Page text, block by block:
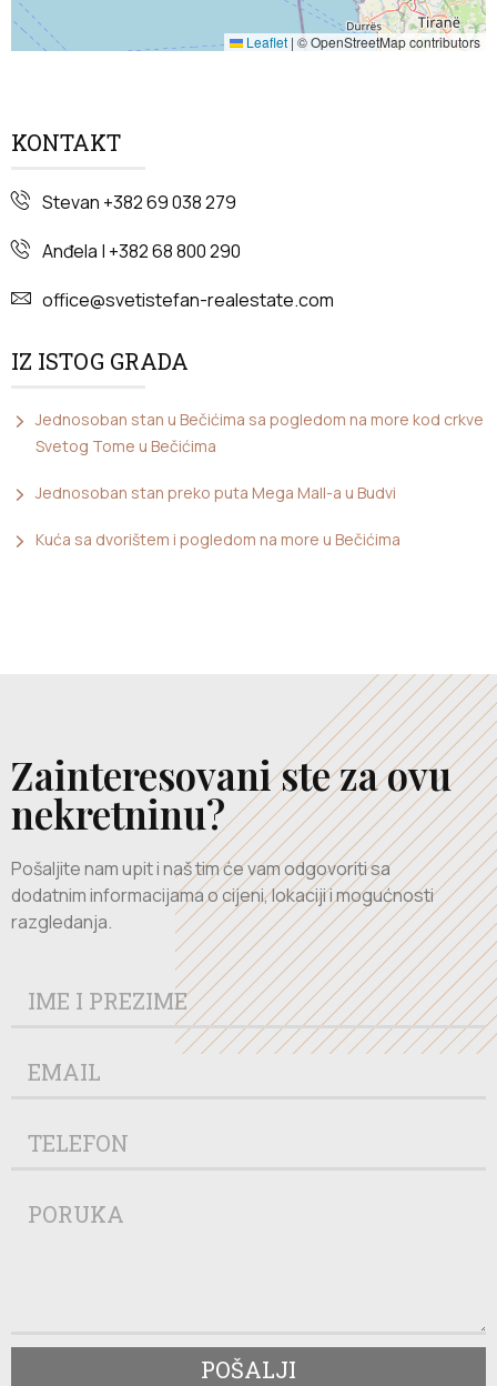
Leaflet | © OpenStreetMap contributors
KONTAKT
Stevan +382 69 038 279
Anđela | +382 68 800 290
office@svetistefan-realestate.com
IZ ISTOG GRADA
Jednosoban stan u Bečićima sa pogledom na more kod crkve
Svetog Tome u Bečićima
Jednosoban stan preko puta Mega Mall-a u Budvi
Kuća sa dvorištem i pogledom na more u Bečićima
Zainteresovani ste za ovu
nekretninu?
Pošaljite nam upit i naš tim će vam odgovoriti sa
dodatnim informacijama o cijeni, lokaciji i mogućnosti
razgledanja.
POŠALJI